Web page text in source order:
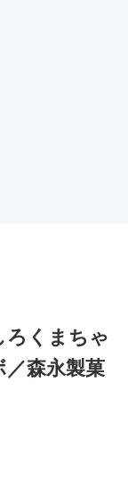
ろくまちゃ
森永製菓